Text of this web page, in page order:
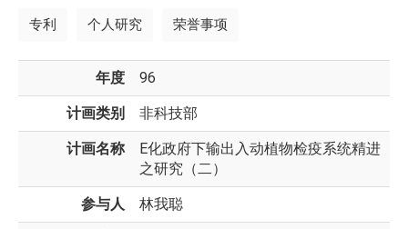
专利 个人研究 荣誉事项
年度 96
计画类别 非科技部
计画名称
E化政府下输出入动植物检疫系统精进
之研究（二）
参与人 林我聪